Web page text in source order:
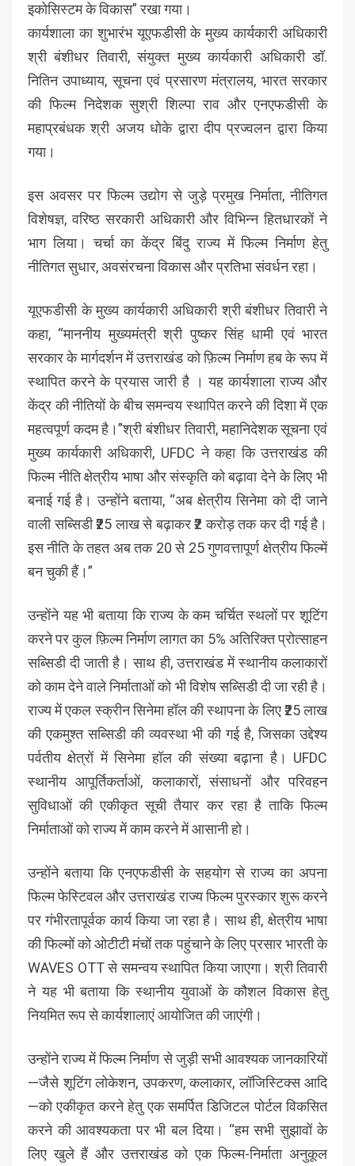
इकोसिस्टम के विकास” रखा गया।
कार्यशाला का शुभारंभ यूएफडीसी के मुख्य कार्यकारी अधिकारी
श्री बंशीधर तिवारी, संयुक्त मुख्य कार्यकारी अधिकारी डॉ.
नितिन उपाध्याय, सूचना एवं प्रसारण मंत्रालय, भारत सरकार
की फिल्म निदेशक सुश्री शिल्पा राव और एनएफडीसी के
महाप्रबंधक श्री अजय धोके द्वारा दीप प्रज्वलन द्वारा किया
गया।
इस अवसर पर फिल्म उद्योग से जुड़े प्रमुख निर्माता, नीतिगत
विशेषज्ञ, वरिष्ठ सरकारी अधिकारी और विभिन्न हितधारकों ने
भाग लिया। चर्चा का केंद्र बिंदु राज्य में फिल्म निर्माण हेतु
नीतिगत सुधार, अवसंरचना विकास और प्रतिभा संवर्धन रहा।
यूएफडीसी के मुख्य कार्यकारी अधिकारी श्री बंशीधर तिवारी ने
कहा, “माननीय मुख्यमंत्री श्री पुष्कर सिंह धामी एवं भारत
सरकार के मार्गदर्शन में उत्तराखंड को फ़िल्म निर्माण हब के रूप में
स्थापित करने के प्रयास जारी है । यह कार्यशाला राज्य और
केंद्र की नीतियों के बीच समन्वय स्थापित करने की दिशा में एक
महत्वपूर्ण कदम है।”श्री बंशीधर तिवारी, महानिदेशक सूचना एवं
मुख्य कार्यकारी अधिकारी, UFDC ने कहा कि उत्तराखंड की
फिल्म नीति क्षेत्रीय भाषा और संस्कृति को बढ़ावा देने के लिए भी
बनाई गई है। उन्होंने बताया, “अब क्षेत्रीय सिनेमा को दी जाने
वाली सब्सिडी ₹25 लाख से बढ़ाकर ₹2 करोड़ तक कर दी गई है।
इस नीति के तहत अब तक 20 से 25 गुणवत्तापूर्ण क्षेत्रीय फिल्में
बन चुकी हैं।”
उन्होंने यह भी बताया कि राज्य के कम चर्चित स्थलों पर शूटिंग
करने पर कुल फ़िल्म निर्माण लागत का 5% अतिरिक्त प्रोत्साहन
सब्सिडी दी जाती है। साथ ही, उत्तराखंड में स्थानीय कलाकारों
को काम देने वाले निर्माताओं को भी विशेष सब्सिडी दी जा रही है।
राज्य में एकल स्क्रीन सिनेमा हॉल की स्थापना के लिए ₹25 लाख
की एकमुश्त सब्सिडी की व्यवस्था भी की गई है, जिसका उद्देश्य
पर्वतीय क्षेत्रों में सिनेमा हॉल की संख्या बढ़ाना है। UFDC
स्थानीय आपूर्तिकर्ताओं, कलाकारों, संसाधनों और परिवहन
सुविधाओं की एकीकृत सूची तैयार कर रहा है ताकि फिल्म
निर्माताओं को राज्य में काम करने में आसानी हो।
उन्होंने बताया कि एनएफडीसी के सहयोग से राज्य का अपना
फिल्म फेस्टिवल और उत्तराखंड राज्य फिल्म पुरस्कार शुरू करने
पर गंभीरतापूर्वक कार्य किया जा रहा है। साथ ही, क्षेत्रीय भाषा
की फिल्मों को ओटीटी मंचों तक पहुंचाने के लिए प्रसार भारती के
WAVES OTT से समन्वय स्थापित किया जाएगा। श्री तिवारी
ने यह भी बताया कि स्थानीय युवाओं के कौशल विकास हेतु
नियमित रूप से कार्यशालाएं आयोजित की जाएंगी।
उन्होंने राज्य में फिल्म निर्माण से जुड़ी सभी आवश्यक जानकारियों
—जैसे शूटिंग लोकेशन, उपकरण, कलाकार, लॉजिस्टिक्स आदि
—को एकीकृत करने हेतु एक समर्पित डिजिटल पोर्टल विकसित
करने की आवश्यकता पर भी बल दिया। “हम सभी सुझावों के
लिए खुले हैं और उत्तराखंड को एक फिल्म-निर्माता अनुकूल